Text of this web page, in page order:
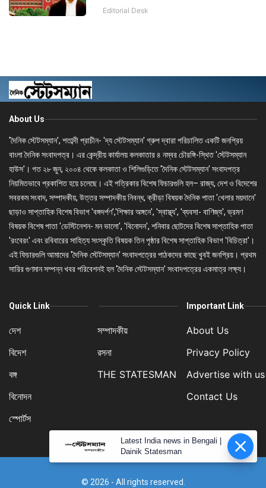
Editorial Desk
About Us
'দৈনিক স্টেটসম্যান', শতাব্দী প্রাচীন- 'দ্য স্টেটসম্যান' গ্রুপ দ্বারা পরিচালিত একটি জনপ্রিয়
বাংলা দৈনিক সংবাদপত্র। এর কেন্দ্রীয় কার্যালয় কলকাতার ৪ নম্বর চৌরঙ্গি-স্থিত 'স্টেটসম্যান
হাউস'। গত ২৮ জুন, ২০০৪ থেকে কলকাতা ও শিলিগুড়িতে 'দৈনিক স্টেটসম্যান' সংবাদপত্র
নিয়মিতভাবে প্রকাশিত হয়ে চলেছে। এই পত্রিকার বিশেষ ফিচারগুলি হল– রাজ্য, দেশ ও বিদেশের
সবরকম সংবাদ, সম্পাদকীয়, উত্তর সম্পাদকীয় নিবন্ধ, ক্রীড়া বিষয়ক দৈনিক পাতা 'খেলার ময়দানে'
ছাড়াও সাপ্তাহিক বিশেষ বিভাগ 'বঙ্গদর্পণ','শিক্ষার অঙ্গনে', 'স্বাস্থ্য', 'ব্যবসা- বাণিজ্য', ভ্রমণ
বিষয়ক বিশেষ পাতা 'ডেস্টিনেশন- মন ভালো', 'বিনোদন', শনিবার ছোটদের বিশেষ সাপ্তাহিক পাতা
'রংবেরং' এবং রবিবারের সাহিত্য সংস্কৃতি বিষয়ক তিন পৃষ্ঠার বিশেষ সাপ্তাহিক বিভাগ 'বিচিত্রা'।
এই ফিচারগুলি আমাদের 'দৈনিক স্টেটসম্যান' সংবাদপত্রের পাঠকদের কাছে খুবই জনপ্রিয়। প্রথম
সারির গুণমান সম্পন্ন খবর পরিবেশনই হল 'দৈনিক স্টেটসম্যান' সংবাদপত্রের একমাত্র লক্ষ্য।
Quick Link
দেশ
বিদেশ
বঙ্গ
বিনোদন
স্পোর্টস
সম্পাদকীয়
রসনা
THE STATESMAN
Important Link
About Us
Privacy Policy
Advertise with us
Contact Us
© 2026 - All rights reserved.
Latest India news in Bengali |
Dainik Statesman